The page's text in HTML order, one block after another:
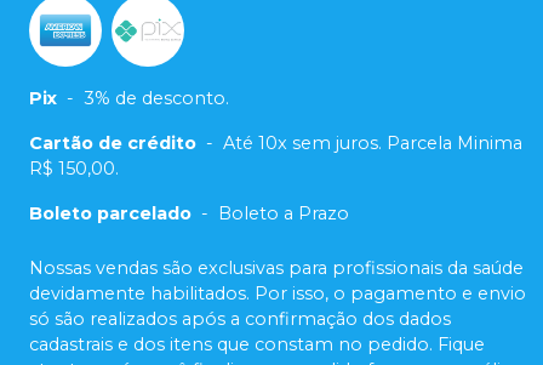
Pix - 3% de desconto.
Cartão de crédito - Até 10x sem juros. Parcela Minima
R$ 150,00.
Boleto parcelado - Boleto a Prazo
Nossas vendas são exclusivas para profissionais da saúde
devidamente habilitados. Por isso, o pagamento e envio
só são realizados após a confirmação dos dados
cadastrais e dos itens que constam no pedido. Fique